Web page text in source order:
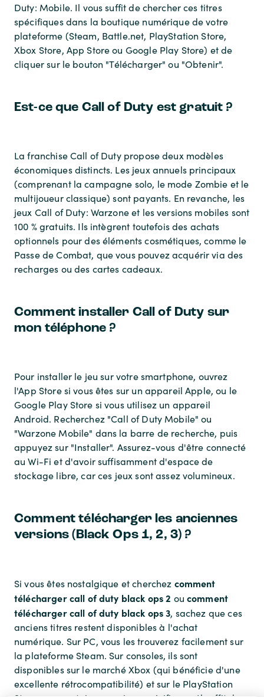
Duty: Mobile. Il vous suffit de chercher ces titres
spécifiques dans la boutique numérique de votre
plateforme (Steam, Battle.net, PlayStation Store,
Xbox Store, App Store ou Google Play Store) et de
cliquer sur le bouton "Télécharger" ou "Obtenir".
Est-ce que Call of Duty est gratuit ?
La franchise Call of Duty propose deux modèles
économiques distincts. Les jeux annuels principaux
(comprenant la campagne solo, le mode Zombie et le
multijoueur classique) sont payants. En revanche, les
jeux Call of Duty: Warzone et les versions mobiles sont
100 % gratuits. Ils intègrent toutefois des achats
optionnels pour des éléments cosmétiques, comme le
Passe de Combat, que vous pouvez acquérir via des
recharges ou des cartes cadeaux.
Comment installer Call of Duty sur
mon téléphone ?
Pour installer le jeu sur votre smartphone, ouvrez
l'App Store si vous êtes sur un appareil Apple, ou le
Google Play Store si vous utilisez un appareil
Android. Recherchez "Call of Duty Mobile" ou
"Warzone Mobile" dans la barre de recherche, puis
appuyez sur "Installer". Assurez-vous d'être connecté
au Wi-Fi et d'avoir suffisamment d'espace de
stockage libre, car ces jeux sont assez volumineux.
Comment télécharger les anciennes
versions (Black Ops 1, 2, 3) ?
Si vous êtes nostalgique et cherchez comment
télécharger call of duty black ops 2 oucomment
télécharger call of duty black ops 3, sachez que ces
anciens titres restent disponibles à l'achat
numérique. Sur PC, vous les trouverez facilement sur
la plateforme Steam. Sur consoles, ils sont
disponibles sur le marché Xbox (qui bénéficie d'une
excellente rétrocompatibilité) et sur le PlayStation